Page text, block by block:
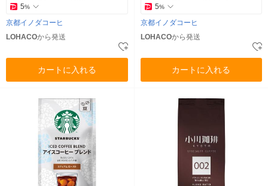
5%
京都イノダコーヒ
LOHACOから発送
カートに入れる
5%
京都イノダコーヒ
LOHACOから発送
カートに入れる